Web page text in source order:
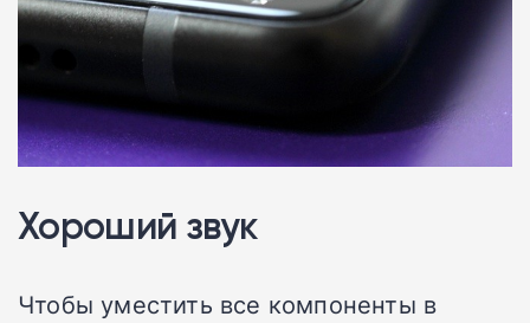
Хороший звук
Чтобы уместить все компоненты в